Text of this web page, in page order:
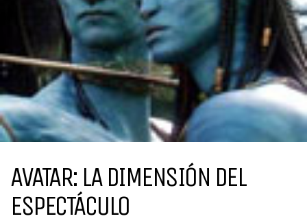
AVATAR: LA DIMENSIÓN DEL
ESPECTÁCULO